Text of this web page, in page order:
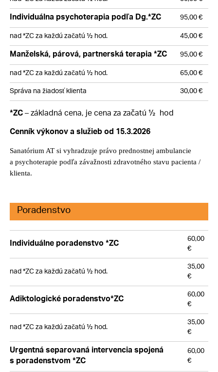
Individuálna psychoterapia podľa Dg.*ZC
95,00 €
nad *ZC za každú začatú ½ hod.
45,00 €
Manželská, párová, partnerská terapia *ZC
95,00 €
nad *ZC za každú začatú ½ hod.
65,00 €
Správa na žiadosť klienta
30,00 €
*ZC– základná cena, je cena za začatú ½ hod
Cenník výkonov a služieb od 15.3.2026
Sanatórium AT si vyhradzuje právo prednostnej ambulancie
a psychoterapie podľa závažnosti zdravotného stavu pacienta /
klienta.
Poradenstvo
Individuálne poradenstvo *ZC 60,00
€
nad *ZC za každú začatú ½ hod.
35,00
€
Adiktologické poradenstvo*ZC 60,00
€
nad *ZC za každú začatú ½ hod.
35,00
€
Urgentná separovaná intervencia spojená
s poradenstvom *ZC
60,00
€